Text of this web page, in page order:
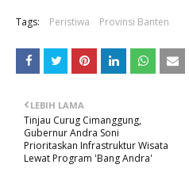
Tags: Peristiwa Provinsi Banten
LEBIH LAMA
Tinjau Curug Cimanggung,
Gubernur Andra Soni
Prioritaskan Infrastruktur Wisata
Lewat Program 'Bang Andra'​